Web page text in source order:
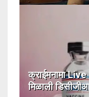
क्राईमनामा
मिळाली